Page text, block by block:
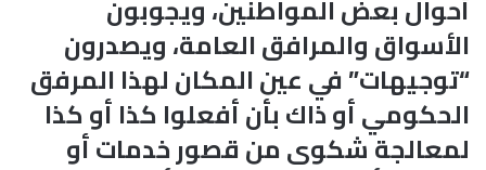
أحوال بعض المواطنين، ويجوبون
الأسواق والمرافق العامة، ويصدرون
“توجيهات” في عين المكان لهذا المرفق
الحكومي أو ذاك بأن أفعلوا كذا أو كذا
لمعالجة شكوى من قصور خدمات أو